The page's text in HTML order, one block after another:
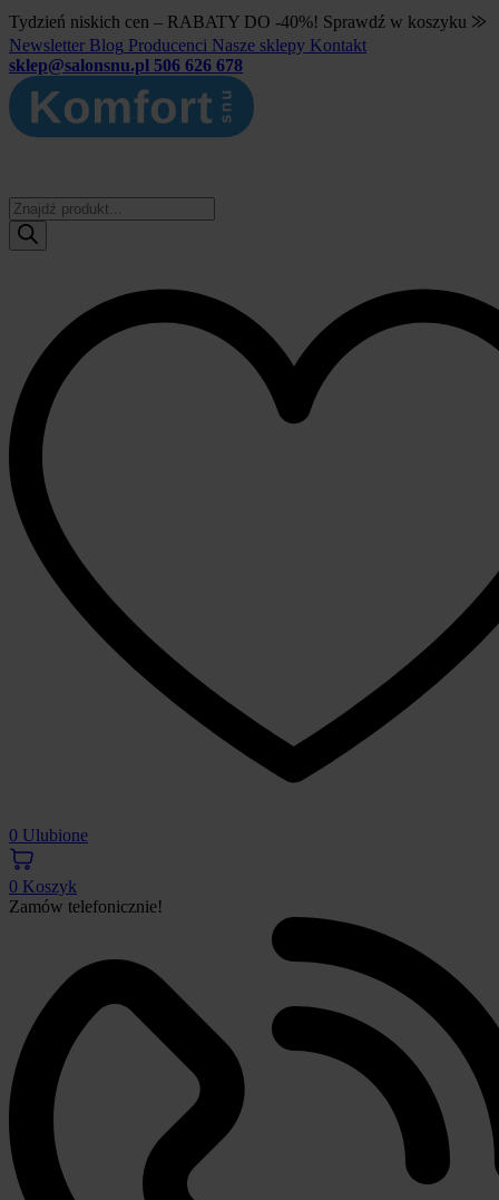
Tydzień niskich cen – RABATY DO -40%! Sprawdź w koszyku ⨠
Newsletter Blog Producenci Nasze sklepy Kontakt
sklep@salonsnu.pl 506 626 678
Wyszukiwarka
produktów
0 Ulubione
0 Koszyk
Zamów telefonicznie!